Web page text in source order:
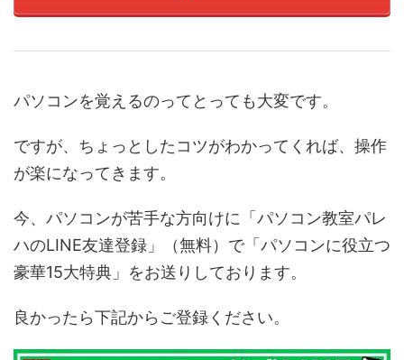
パソコンを覚えるのってとっても大変です。
ですが、ちょっとしたコツがわかってくれば、操作
が楽になってきます。
今、パソコンが苦手な方向けに「パソコン教室パレ
ハのLINE友達登録」（無料）で「パソコンに役立つ
豪華15大特典」をお送りしております。
良かったら下記からご登録ください。